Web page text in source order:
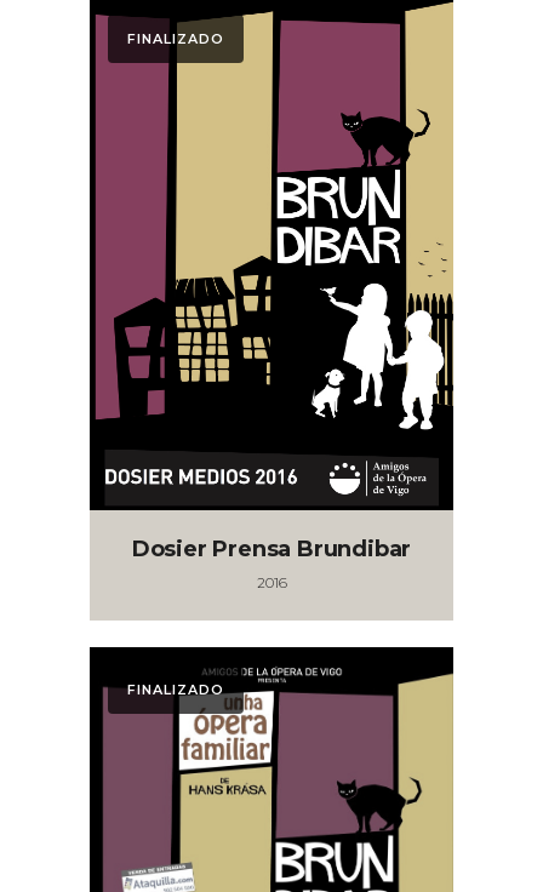
FINALIZADO
Dosier Prensa Brundibar
2016
FINALIZADO